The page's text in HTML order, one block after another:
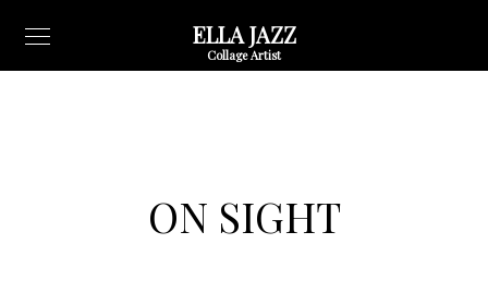
ELLA JAZZ
Collage Artist
ON SIGHT